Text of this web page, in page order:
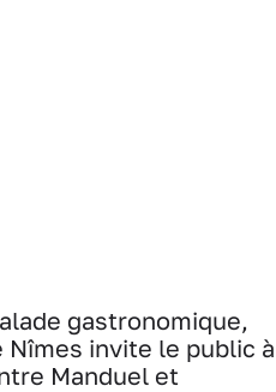
gastronomique,
Nîmes invite le public à
Manduel et